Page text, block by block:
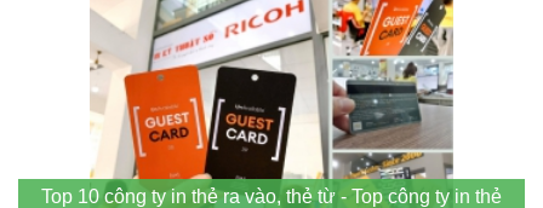
Top 10 công ty in thẻ ra vào, thẻ từ - Top công ty in thẻ